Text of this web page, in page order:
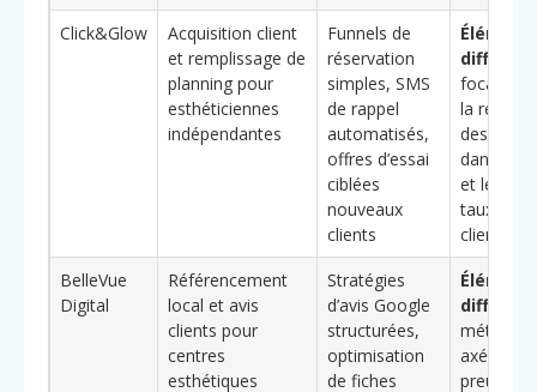
Click&Glow
Acquisition client
et remplissage de
planning pour
esthéticiennes
indépendantes
Funnels de
réservation
simples, SMS
de rappel
automatisés,
offres d’essai
ciblées
nouveaux
clients
Élément
la
des
dans
et le suivi
taux de
client
BelleVue
Digital
Référencement
local et avis
clients pour
centres
esthétiques
Stratégies
d’avis Google
structurées,
optimisation
de fiches
Élément
axée sur
preuve